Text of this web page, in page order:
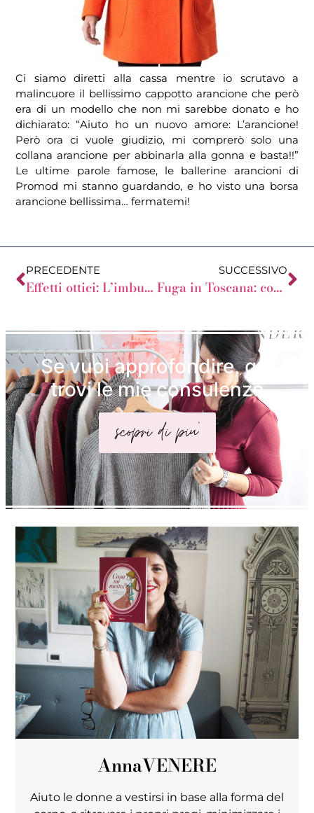
Ci siamo diretti alla cassa mentre io scrutavo a
malincuore il bellissimo cappotto arancione che però
era di un modello che non mi sarebbe donato e ho
dichiarato: “Aiuto ho un nuovo amore: L’arancione!
Però ora ci vuole giudizio, mi comprerò solo una
collana arancione per abbinarla alla gonna e basta!!”
Le ultime parole famose, le ballerine arancioni di
Promod mi stanno guardando, e ho visto una borsa
arancione bellissima… fermatemi!
PRECEDENTE
Effetti ottici: L’imbuto che allarga i fianchi
SUCCESSIVO
Fuga in Toscana: cosa mi porto?
Se vuoi approfondire, qui
trovi le mie consulenze
scopri di piu'
AnnaVENERE
Aiuto le donne a vestirsi in base alla forma del